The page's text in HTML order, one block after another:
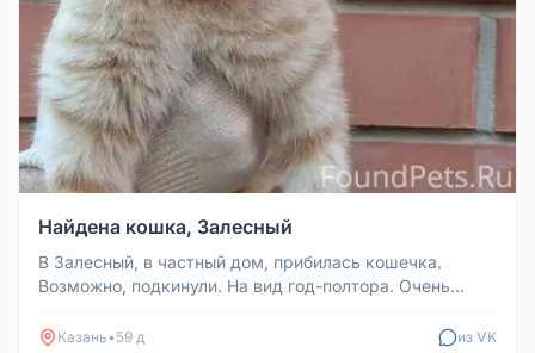
Найдена кошка, Залесный
В Залесный, в частный дом, прибилась кошечка.
Возможно, подкинули. На вид год-полтора. Очень
Казань• 59 д из VK